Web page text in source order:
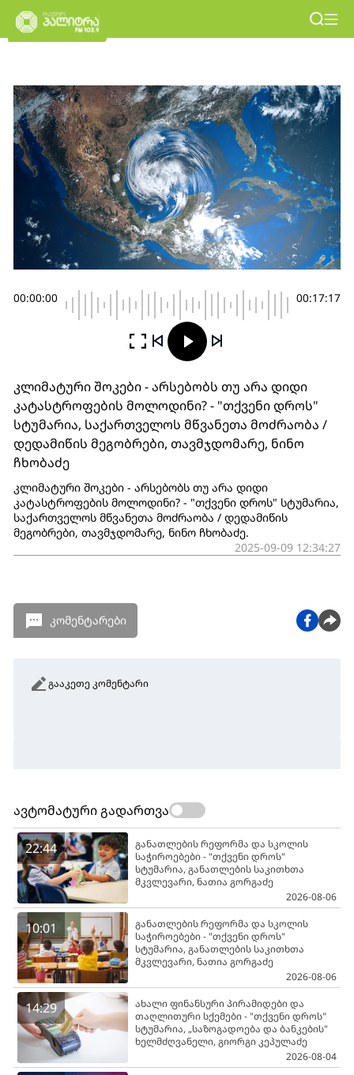
00:00:00 00:17:17
კლიმატური შოკები - არსებობს თუ არა დიდი
კატასტროფების მოლოდინი? - "თქვენი დროს"
სტუმარია, საქართველოს მწვანეთა მოძრაობა /
დედამიწის მეგობრები, თავმჯდომარე, ნინო
ჩხობაძე
კლიმატური შოკები - არსებობს თუ არა დიდი
კატასტროფების მოლოდინი? - "თქვენი დროს" სტუმარია,
საქართველოს მწვანეთა მოძრაობა / დედამიწის
მეგობრები, თავმჯდომარე, ნინო ჩხობაძე.
2025-09-09 12:34:27
კომენტარები
გააკეთე კომენტარი
ავტომატური გადართვა
22:44
განათლების რეფორმა და სკოლის
საჭიროებები - "თქვენი დროს"
სტუმარია, განათლების საკითხთა
მკვლევარი, ნათია გორგაძე
2026-08-06
10:01
განათლების რეფორმა და სკოლის
საჭიროებები - "თქვენი დროს"
სტუმარია, განათლების საკითხთა
მკვლევარი, ნათია გორგაძე
2026-08-06
14:29
ახალი ფინანსური პირამიდები და
თაღლითური სქემები - "თქვენი დროს"
სტუმარია, „საზოგადოება და ბანკების"
ხელმძღვანელი, გიორგი კეპულაძე
2026-08-04